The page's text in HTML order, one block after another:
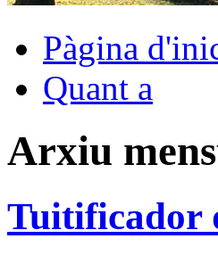
Pàgina
Quant a
Arxiu
Tuitificador